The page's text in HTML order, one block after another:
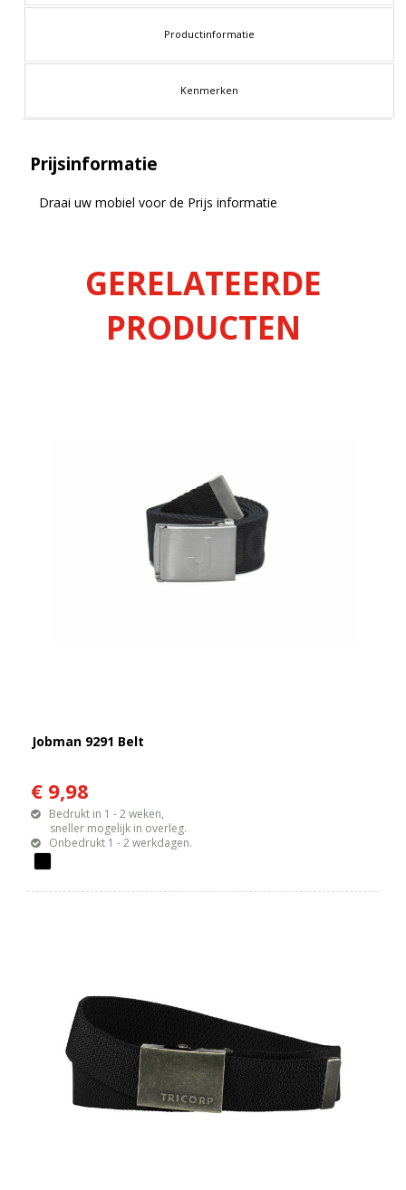
Productinformatie
Kenmerken
Prijsinformatie
Draai uw mobiel voor de Prijs informatie
GERELATEERDE
PRODUCTEN
Jobman 9291 Belt
€ 9,98
Bedrukt in 1 - 2 weken,
sneller mogelijk in overleg.
Onbedrukt 1 - 2 werkdagen.